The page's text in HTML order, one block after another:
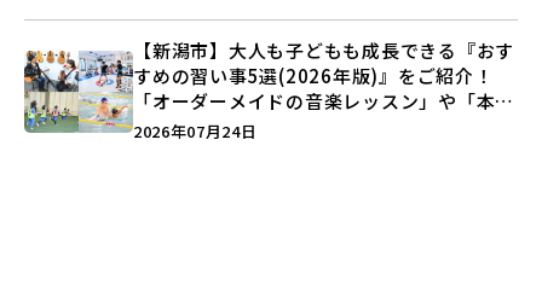
【新潟市】大人も子どもも成長できる『おす
すめの習い事5選(2026年版)』をご紹介！
「オーダーメイドの音楽レッスン」や「本格
キックボクシング」で新しい自分を見つけよ
2026年07月24日